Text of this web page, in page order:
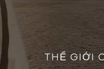
THẾ GIỚI